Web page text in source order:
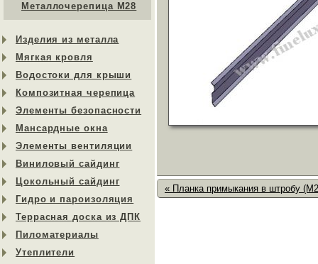
Металлочерепица М28
Изделия из металла
Мягкая кровля
Водостоки для крыши
Композитная черепица
Элементы безопасности
Мансардные окна
Элементы вентиляции
Виниловый сайдинг
Цокольный сайдинг
Гидро и пароизоляция
Террасная доска из ДПК
Пиломатериалы
Утеплители
« Планка примыкания в штробу